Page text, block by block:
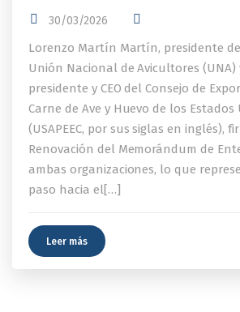
30/03/2026
Lorenzo Martín Martín, presidente
Unión Nacional de Avicultores (UNA)
presidente y CEO del Consejo de
Carne de Ave y Huevo de los Estados
(USAPEEC, por sus siglas en inglés),
Renovación del Memorándum de
ambas organizaciones, lo que
paso hacia el[…]
Leer más